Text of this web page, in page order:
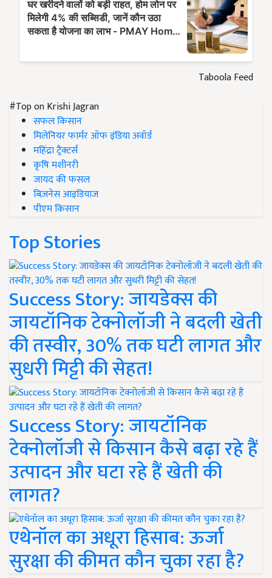
Taboola Feed
#Top on Krishi Jagran
सफल किसान
मिलेनियर फार्मर ऑफ इंडिया अवॉर्ड
महिंद्रा ट्रैक्टर्स
कृषि मशीनरी
जायद की फसल
बिज़नेस आइडियाज
पीएम किसान
Top Stories
Success Story: जायडेक्स की
जायटॉनिक टेक्नोलॉजी ने बदली खेती
की तस्वीर, 30% तक घटी लागत और
सुधरी मिट्टी की सेहत!
Success Story: जायटॉनिक
टेक्नोलॉजी से किसान कैसे बढ़ा रहे हैं
उत्पादन और घटा रहे हैं खेती की
लागत?
एथेनॉल का अधूरा हिसाब: ऊर्जा
सुरक्षा की कीमत कौन चुका रहा है?